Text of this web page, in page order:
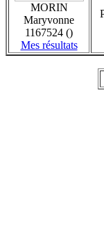
MORIN
Maryvonne
1167524 ()
Mes résultats